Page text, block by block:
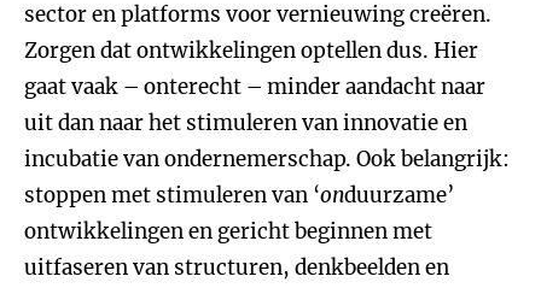
sector en platforms voor vernieuwing creëren.
Zorgen dat ontwikkelingen optellen dus. Hier
gaat vaak – onterecht – minder aandacht naar
uit dan naar het stimuleren van innovatie en
incubatie van ondernemerschap. Ook belangrijk:
stoppen met stimuleren van ‘onduurzame’
ontwikkelingen en gericht beginnen met
uitfaseren van structuren, denkbeelden en